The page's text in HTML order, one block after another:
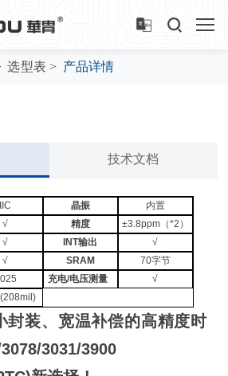
选型表 > 产品详情
技术文档
IIC 晶振
内置
√ 精度
±3.8ppm（*2）
√ INT输出
√
√ SRAM
70字节
充电/电压测量
√
封装、宽温补偿的高精度时
3031/3900